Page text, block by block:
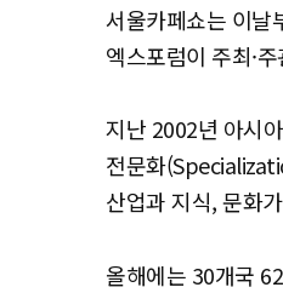
서울카페쇼는 이날
엑스포럼이 주최·
지난 2002년 아시
전문화
산업과 지식, 문화
올해에는 30개국